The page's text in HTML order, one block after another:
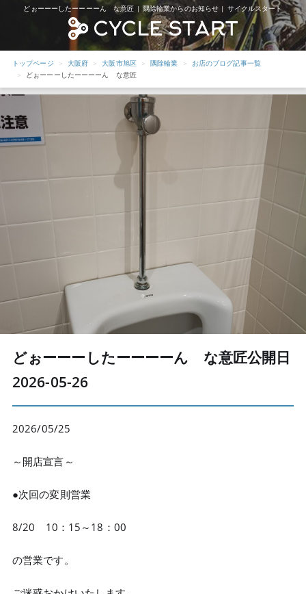
どぉーーーしたーーーーん な意匠 | 隅除輪業からのお知らせ | サイクルスタート
トップページ 大阪府 大阪市旭区 隅除輪業
お店のブログ記事一覧
どぉーーーしたーーーーん な意匠
どぉーーーしたーーーーん な意匠公開日
2026-05-26
2026/05/25
～開店宣言～
●次回の変則営業
8/20 10：15～18：00
の営業です。